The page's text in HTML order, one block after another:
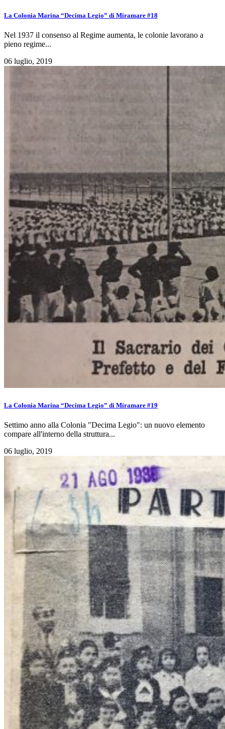
La Colonia Marina “Decima Legio” di Miramare #18
Nel 1937 il consenso al Regime aumenta, le colonie lavorano a
pieno regime...
06 luglio, 2019
La Colonia Marina “Decima Legio” di Miramare #19
Settimo anno alla Colonia "Decima Legio": un nuovo elemento
compare all'interno della struttura...
06 luglio, 2019